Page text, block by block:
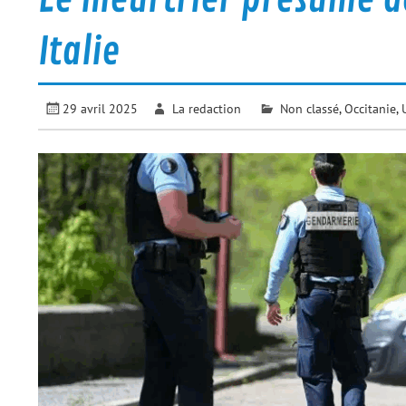
Italie
29 avril 2025 La redaction Non classé,Occitanie,